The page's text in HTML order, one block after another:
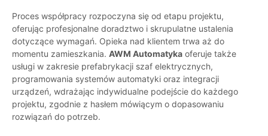
Proces współpracy rozpoczyna się od etapu projektu,
oferując profesjonalne doradztwo i skrupulatne ustalenia
dotyczące wymagań. Opieka nad klientem trwa aż do
momentu zamieszkania. AWM Automatyka oferuje także
usługi w zakresie prefabrykacji szaf elektrycznych,
programowania systemów automatyki oraz integracji
urządzeń, wdrażając indywidualne podejście do każdego
projektu, zgodnie z hasłem mówiącym o dopasowaniu
rozwiązań do potrzeb.